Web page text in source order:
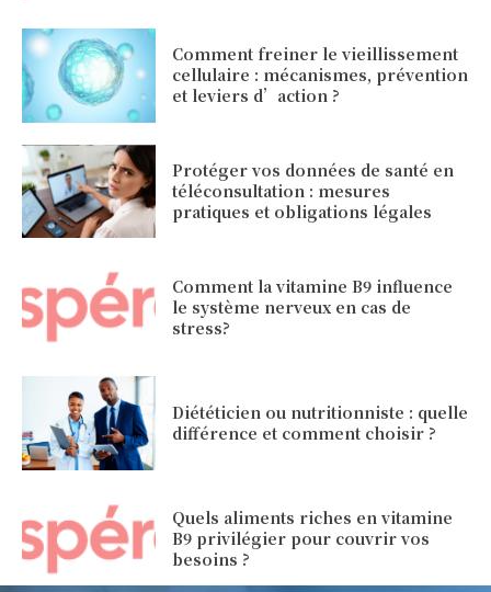
Comment freiner le vieillissement
cellulaire : mécanismes, prévention
et leviers d’action ?
Protéger vos données de santé en
téléconsultation : mesures
pratiques et obligations légales
Comment la vitamine B9 influence
le système nerveux en cas de
stress?
Diététicien ou nutritionniste : quelle
différence et comment choisir ?
Quels aliments riches en vitamine
B9 privilégier pour couvrir vos
besoins ?